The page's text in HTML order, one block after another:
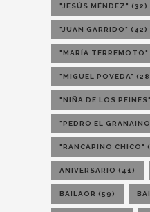
"JESÚS MÉNDEZ" (32)
"JUAN GARRIDO" (42)
"MARÍA TERREMOTO"
"MIGUEL POVEDA"
"NIÑA DE LOS PEINES"
"PEDRO EL
"RANCAPINO CHICO"
ANIVERSARIO (41)
BAILAOR (59)